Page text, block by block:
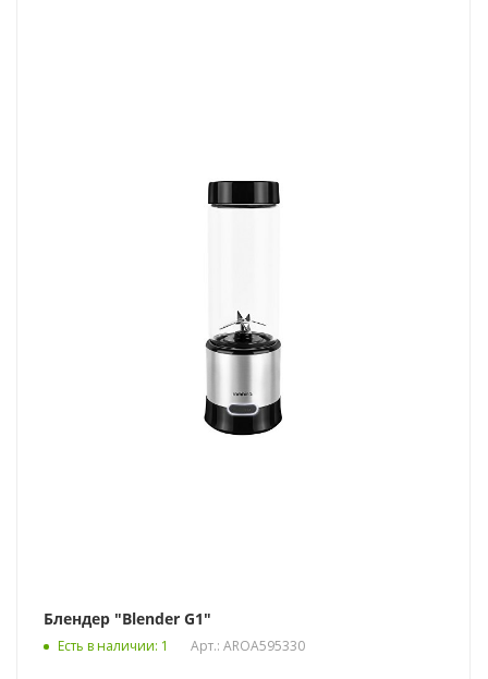
Блендер "Blender G1"
Есть в наличии: 1 Арт.: AROA595330